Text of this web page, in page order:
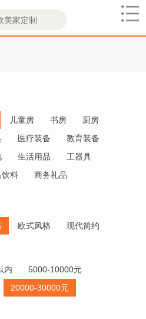
欧
儿童房 书房
厨房
医疗装备
教育装备
生活用品
工器具
饮料 商务礼品
欧式风格
现代简约
内
5000-10000元
20000-30000元